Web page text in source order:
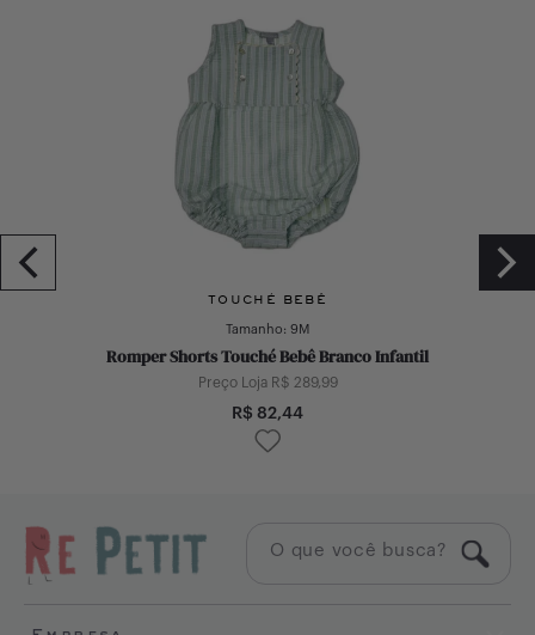
TOUCHÉ BEBÊ
Tamanho: 9M
Romper Shorts Touché Bebê Branco Infantil
Preço Loja R$ 289,99
R$ 82,44